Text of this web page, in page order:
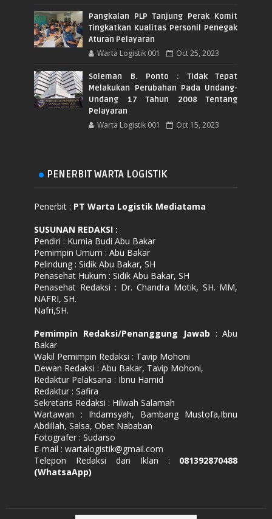
Pangkalan PLP Tanjung Perak Komit
Tingkatkan Kualitas Personil Penegak
Aturan Pelayaran
Warta Logistik 001 Oct 25, 2023
Soleman B. Ponto : Tidak Tepat
Melakukan Perubahan Pada Undang-
Undang 17 Tahun 2008 Tentang
Pelayaran
Warta Logistik 001 Oct 15, 2023
PENERBIT WARTA LOGISTIK
Penerbit : PT Warta Logistik Mediatama
SUSUNAN REDAKSI :
Pendiri : Kurnia Budi Abu Bakar
Pemimpin Umum : Abu Bakar
Pelindung : Sidik Abu Bakar, SH
Penasehat Hukum : Sidik Abu Bakar, SH
Penasehat Redaksi : Dr. Chandra Motik, SH. MM,
NAFRI, SH.
Nafri,SH.
Pemimpin Redaksi/Penanggung Jawab : Abu
Bakar
Wakil Pemimpin Redaksi : Tavip Mohoni
Dewan Redaksi : Abu Bakar, Tavip Mohoni,
Redaktur Pelaksana : Ibnu Hamid
Redaktur : Safira
Sekretaris Redaksi : Hilwah Salamah
Wartawan : Ihdamsyah, Bambang Mustofa,Ibnu
Abdillah, Salsa, Obet Nababan
Fotografer : Sudarso
E-mail : wartalogistik@gmail.com
Telepon Redaksi dan Iklan : 081392870488
(WhatsaApp)